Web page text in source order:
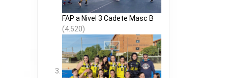
FAP a Nivel 3 Cadete Masc B
(4.520)